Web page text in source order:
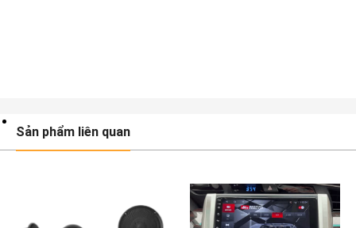
Sản phẩm liên quan